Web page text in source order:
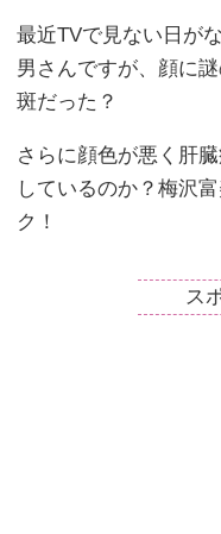
最近TVで見ない日が
男さんですが、顔に
斑だった？
さらに顔色が悪く肝
しているのか？梅沢
ク！
ス